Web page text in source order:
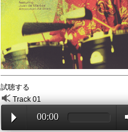
試聴する
Track 01
00:00